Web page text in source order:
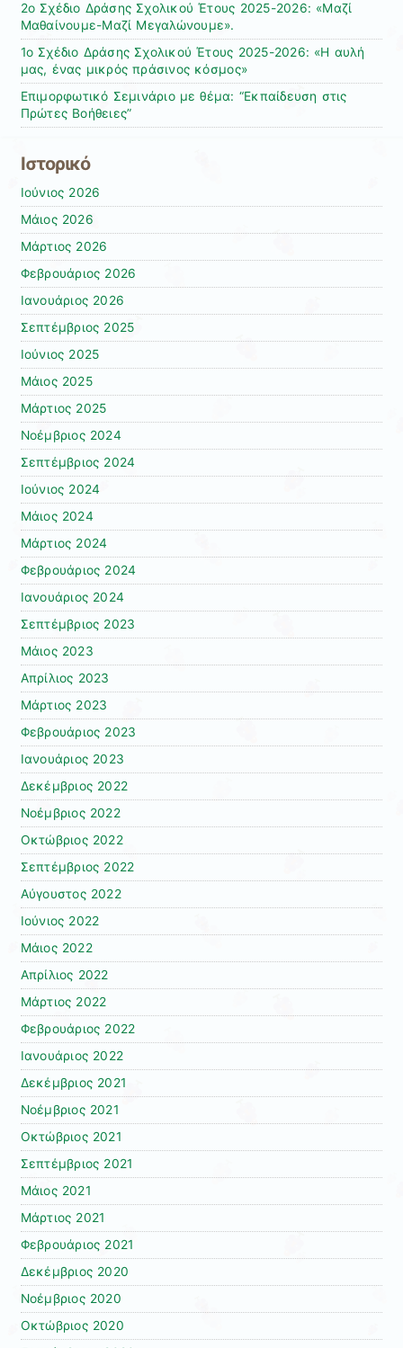
2ο Σχέδιο Δράσης Σχολικού Έτους 2025-2026: «Μαζί
Μαθαίνουμε-Μαζί Μεγαλώνουμε».
1ο Σχέδιο Δράσης Σχολικού Έτους 2025-2026: «Η αυλή
μας, ένας μικρός πράσινος κόσμος»
Επιμορφωτικό Σεμινάριο με θέμα: “Εκπαίδευση στις
Πρώτες Βοήθειες”
Ιστορικό
Ιούνιος 2026
Μάιος 2026
Μάρτιος 2026
Φεβρουάριος 2026
Ιανουάριος 2026
Σεπτέμβριος 2025
Ιούνιος 2025
Μάιος 2025
Μάρτιος 2025
Νοέμβριος 2024
Σεπτέμβριος 2024
Ιούνιος 2024
Μάιος 2024
Μάρτιος 2024
Φεβρουάριος 2024
Ιανουάριος 2024
Σεπτέμβριος 2023
Μάιος 2023
Απρίλιος 2023
Μάρτιος 2023
Φεβρουάριος 2023
Ιανουάριος 2023
Δεκέμβριος 2022
Νοέμβριος 2022
Οκτώβριος 2022
Σεπτέμβριος 2022
Αύγουστος 2022
Ιούνιος 2022
Μάιος 2022
Απρίλιος 2022
Μάρτιος 2022
Φεβρουάριος 2022
Ιανουάριος 2022
Δεκέμβριος 2021
Νοέμβριος 2021
Οκτώβριος 2021
Σεπτέμβριος 2021
Μάιος 2021
Μάρτιος 2021
Φεβρουάριος 2021
Δεκέμβριος 2020
Νοέμβριος 2020
Οκτώβριος 2020